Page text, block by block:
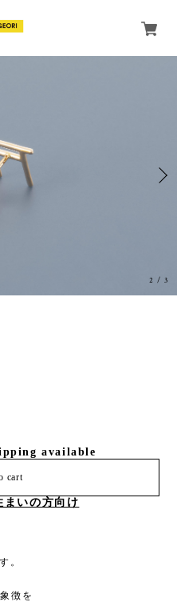
3 /3
available
cart
まいの方向け
。
徴を